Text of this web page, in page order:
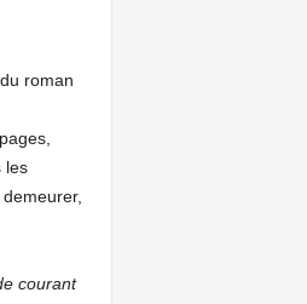
roman
les
courant